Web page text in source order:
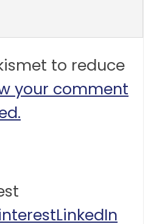
to reduce
your comment
LinkedIn